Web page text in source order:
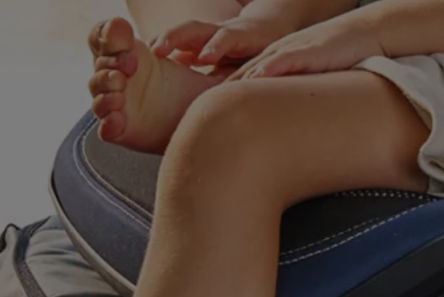
Golf Kollektion
ID. Kollektion
Volkswagen Kollektion
R-Kollektion
GTI Kollektion
Fußball Drop
we drive football
#wedriveproud
Besitzer und Service
myVolkswagen
Software Updates
Service und Ersatzteile
Inspektion und HU/AU
Reparaturen und Checks
Motorenöl und Flüssigkeiten
Räder und Reifen
Economy Service
Volkswagen Teile
Zubehör